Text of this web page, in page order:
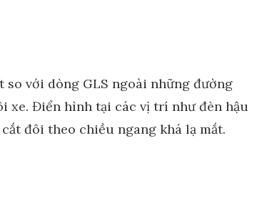
với dòng GLS ngoài những đường
xe. Điển hình tại các vị trí như đèn hậu
đôi theo chiều ngang khá lạ mắt.